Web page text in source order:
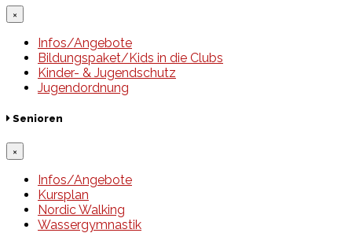
×
Infos/Angebote
Bildungspaket/Kids in die Clubs
Kinder- & Jugendschutz
Jugendordnung
Senioren
×
Infos/Angebote
Kursplan
Nordic Walking
Wassergymnastik